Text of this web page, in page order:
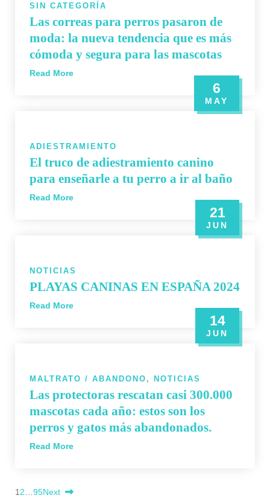
SIN CATEGORÍA
Las correas para perros pasaron de
moda: la nueva tendencia que es más
cómoda y segura para las mascotas
Read More
6
MAY
ADIESTRAMIENTO
El truco de adiestramiento canino
para enseñarle a tu perro a ir al baño
Read More
21
JUN
NOTICIAS
PLAYAS CANINAS EN ESPAÑA 2024
Read More
14
JUN
MALTRATO / ABANDONO , NOTICIAS
Las protectoras rescatan casi 300.000
mascotas cada año: estos son los
perros y gatos más abandonados.
Read More
1 2 95Next